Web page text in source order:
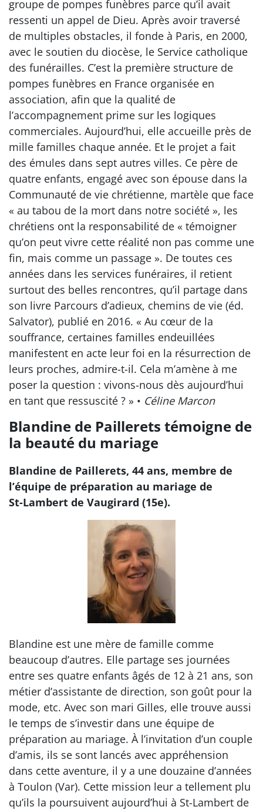
groupe de pompes funèbres parce qu’il avait
ressenti un appel de Dieu. Après avoir traversé
de multiples obstacles, il fonde à Paris, en 2000,
avec le soutien du diocèse, le Service catholique
des funérailles. C’est la première structure de
pompes funèbres en France organisée en
association, afin que la qualité de
l’accompagnement prime sur les logiques
commerciales. Aujourd’hui, elle accueille près de
mille familles chaque année. Et le projet a fait
des émules dans sept autres villes. Ce père de
quatre enfants, engagé avec son épouse dans la
Communauté de vie chrétienne, martèle que face
« au tabou de la mort dans notre société », les
chrétiens ont la responsabilité de « témoigner
qu’on peut vivre cette réalité non pas comme une
fin, mais comme un passage ». De toutes ces
années dans les services funéraires, il retient
surtout des belles rencontres, qu’il partage dans
son livre Parcours d’adieux, chemins de vie (éd.
Salvator), publié en 2016. « Au cœur de la
souffrance, certaines familles endeuillées
manifestent en acte leur foi en la résurrection de
leurs proches, admire-t-il. Cela m’amène à me
poser la question : vivons-nous dès aujourd’hui
en tant que ressuscité ? » • Céline Marcon
Blandine de Paillerets témoigne de
la beauté du mariage
Blandine de Paillerets, 44 ans, membre de
l’équipe de préparation au mariage de
St-Lambert de Vaugirard (15e).
Blandine est une mère de famille comme
beaucoup d’autres. Elle partage ses journées
entre ses quatre enfants âgés de 12 à 21 ans, son
métier d’assistante de direction, son goût pour la
mode, etc. Avec son mari Gilles, elle trouve aussi
le temps de s’investir dans une équipe de
préparation au mariage. À l’invitation d’un couple
d’amis, ils se sont lancés avec appréhension
dans cette aventure, il y a une douzaine d’années
à Toulon (Var). Cette mission leur a tellement plu
qu’ils la poursuivent aujourd’hui à St-Lambert de